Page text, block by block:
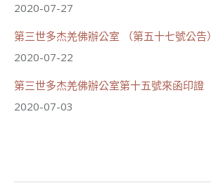
2020-07-27
第三世多杰羌佛辦公室 （第五十七號公告）
2020-07-22
第三世多杰羌佛辦公室第十五號來函印證
2020-07-03